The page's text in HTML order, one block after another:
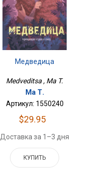
Медведица
Medveditsa , Ma T.
Ма Т.
Артикул: 1550240
$29.95
Доставка за 1–3 дня
КУПИТЬ